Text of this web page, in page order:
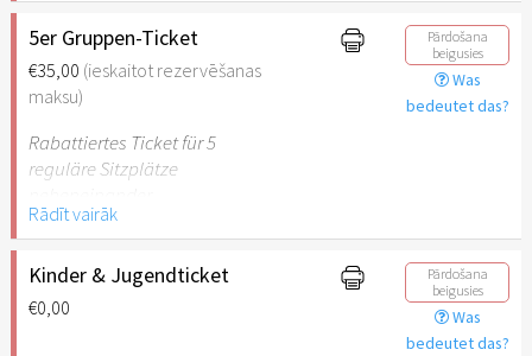
5er Gruppen-Ticket
€35,00 (ieskaitot rezervēšanas
maksu)
Pārdošana
beigusies
Was
bedeutet das?
Rabattiertes Ticket für 5
reguläre Sitzplätze
Rādīt vairāk
Kinder & Jugendticket
€0,00
Pārdošana
beigusies
Was
bedeutet das?